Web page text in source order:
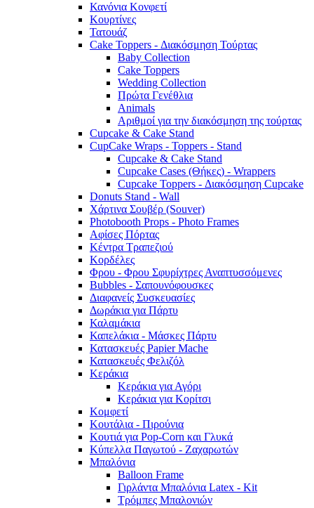
Κανόνια Κονφετί
Κουρτίνες
Τατουάζ
Cake Toppers - Διακόσμηση Τούρτας
Baby Collection
Cake Toppers
Wedding Collection
Πρώτα Γενέθλια
Animals
Αριθμοί για την διακόσμηση της τούρτας
Cupcake & Cake Stand
CupCake Wraps - Toppers - Stand
Cupcake & Cake Stand
Cupcake Cases (Θήκες) - Wrappers
Cupcake Toppers - Διακόσμηση Cupcake
Donuts Stand - Wall
Χάρτινα Σουβέρ (Souver)
Photobooth Props - Photo Frames
Αφίσες Πόρτας
Κέντρα Τραπεζιού
Κορδέλες
Φρου - Φρου Σφυρίχτρες Αναπτυσσόμενες
Bubbles - Σαπουνόφουσκες
Διαφανείς Συσκευασίες
Δωράκια για Πάρτυ
Καλαμάκια
Καπελάκια - Μάσκες Πάρτυ
Κατασκευές Papier Mache
Κατασκευές Φελιζόλ
Κεράκια
Κεράκια για Αγόρι
Κεράκια για Κορίτσι
Κομφετί
Κουτάλια - Πιρούνια
Κουτιά για Pop-Corn και Γλυκά
Κύπελλα Παγωτού - Ζαχαρωτών
Μπαλόνια
Balloon Frame
Γιρλάντα Μπαλόνια Latex - Kit
Τρόμπες Μπαλονιών